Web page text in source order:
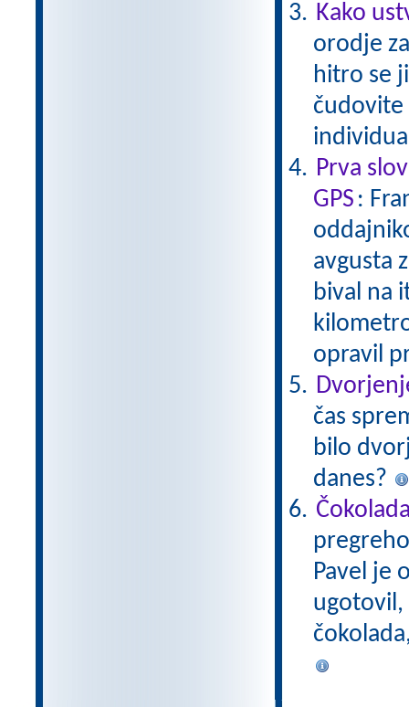
Kako
orodje
hitro se
čudovite
Prva
GPS :
avgusta
bival na
opravil
čas
bilo
danes?
Pavel je
ugotovil,